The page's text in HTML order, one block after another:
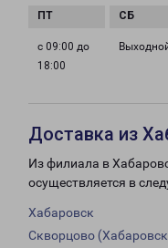
с 09:00 до
18:00
Доставка из
Из филиала в
осуществляется в
Хабаровск
Скворцово